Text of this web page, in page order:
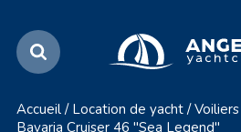
Accueil / Location de yacht / Voiliers
Bavaria Cruiser 46 "Sea Legend"